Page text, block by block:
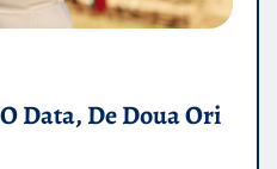
Data, De Doua Ori